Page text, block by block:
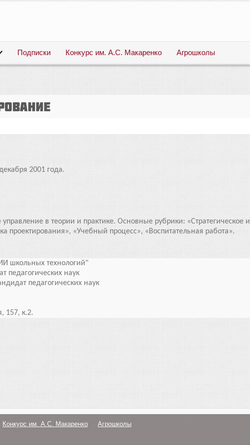
Подписки Конкурс им. А.С. Макаренко Агрошколы
2001 года.
в теории и практике. Основные рубрики: «Стратегическое и
проектирования», «Учебный процесс», «Воспитательная работа».
школьных технологий"
педагогических наук
педагогических наук
157, к.2.
Конкурс им. А.С. Макаренко Агрошколы